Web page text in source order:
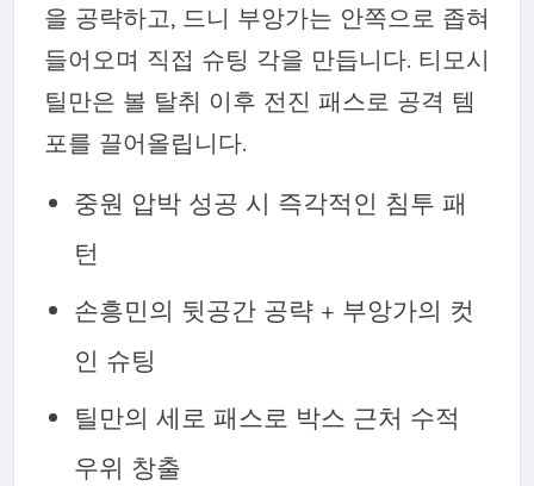
을 공략하고, 드니 부앙가는 안쪽으로 좁혀
들어오며 직접 슈팅 각을 만듭니다. 티모시
틸만은 볼 탈취 이후 전진 패스로 공격 템
포를 끌어올립니다.
중원 압박 성공 시 즉각적인 침투 패
턴
손흥민의 뒷공간 공략 + 부앙가의 컷
인 슈팅
틸만의 세로 패스로 박스 근처 수적
우위 창출